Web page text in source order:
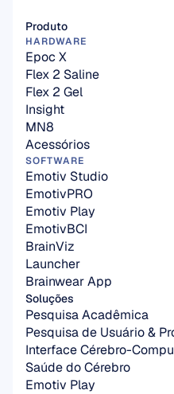
Soluções
Pesquisa Acadêmica
Pesquisa de Usuário &
Interface Cérebro-
Saúde do Cérebro
Emotiv Play
Produto
HARDWARE
Epoc X
Flex 2 Saline
Flex 2 Gel
Insight
MN8
Acessórios
SOFTWARE
Emotiv Studio
EmotivPRO
Emotiv Play
EmotivBCI
BrainViz
Launcher
Brainwear App